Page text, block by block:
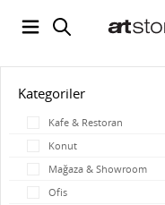
Kategoriler
Kafe & Restoran
Konut
Mağaza & Showroom
Ofis